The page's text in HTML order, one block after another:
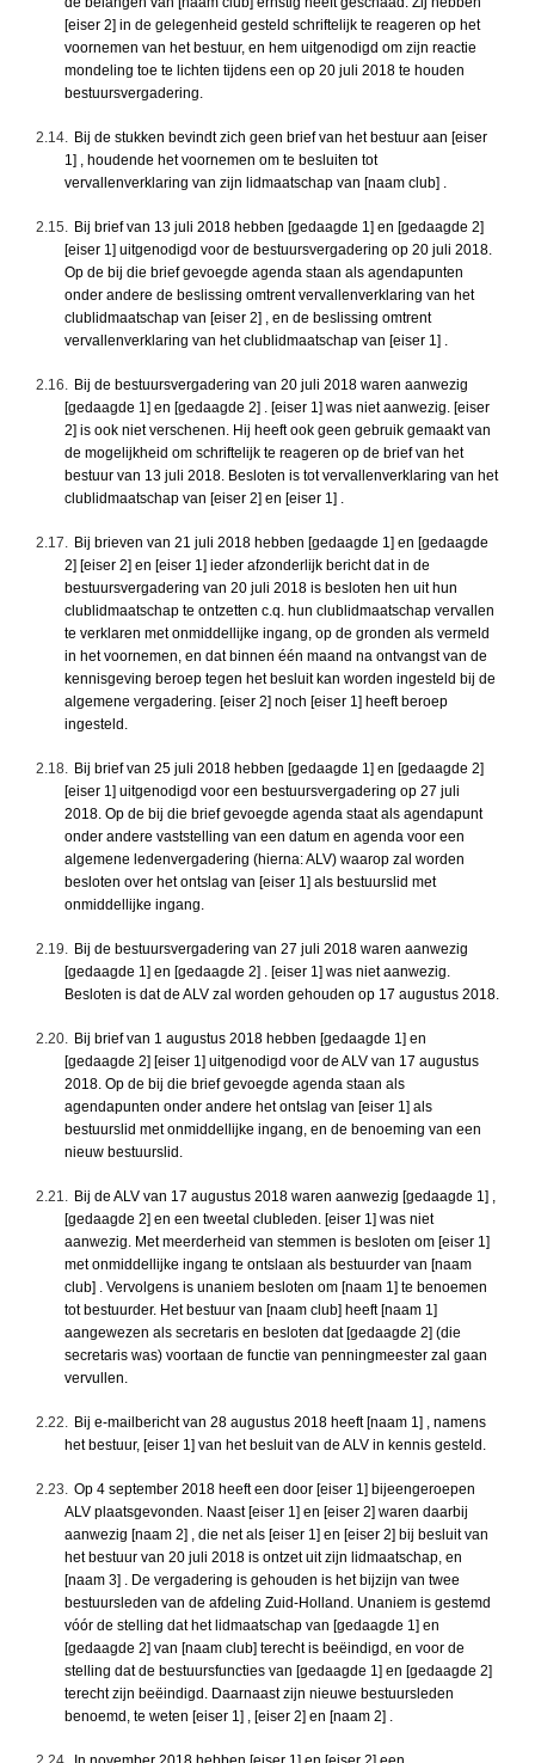
[eiser 2] in de gelegenheid gesteld schriftelijk te reageren op het
voornemen van het bestuur, en hem uitgenodigd om zijn reactie
mondeling toe te lichten tijdens een op 20 juli 2018 te houden
bestuursvergadering.
2.14.
Bij de stukken bevindt zich geen brief van het bestuur aan [eiser
1] , houdende het voornemen om te besluiten tot
vervallenverklaring van zijn lidmaatschap van [naam club] .
2.15.
Bij brief van 13 juli 2018 hebben [gedaagde 1] en [gedaagde 2]
[eiser 1] uitgenodigd voor de bestuursvergadering op 20 juli 2018.
Op de bij die brief gevoegde agenda staan als agendapunten
onder andere de beslissing omtrent vervallenverklaring van het
clublidmaatschap van [eiser 2] , en de beslissing omtrent
vervallenverklaring van het clublidmaatschap van [eiser 1] .
2.16.
Bij de bestuursvergadering van 20 juli 2018 waren aanwezig
[gedaagde 1] en [gedaagde 2] . [eiser 1] was niet aanwezig. [eiser
2] is ook niet verschenen. Hij heeft ook geen gebruik gemaakt van
de mogelijkheid om schriftelijk te reageren op de brief van het
bestuur van 13 juli 2018. Besloten is tot vervallenverklaring van het
clublidmaatschap van [eiser 2] en [eiser 1] .
2.17.
Bij brieven van 21 juli 2018 hebben [gedaagde 1] en [gedaagde
2] [eiser 2] en [eiser 1] ieder afzonderlijk bericht dat in de
bestuursvergadering van 20 juli 2018 is besloten hen uit hun
clublidmaatschap te ontzetten c.q. hun clublidmaatschap vervallen
te verklaren met onmiddellijke ingang, op de gronden als vermeld
in het voornemen, en dat binnen één maand na ontvangst van de
kennisgeving beroep tegen het besluit kan worden ingesteld bij de
algemene vergadering. [eiser 2] noch [eiser 1] heeft beroep
ingesteld.
2.18.
Bij brief van 25 juli 2018 hebben [gedaagde 1] en [gedaagde 2]
[eiser 1] uitgenodigd voor een bestuursvergadering op 27 juli
2018. Op de bij die brief gevoegde agenda staat als agendapunt
onder andere vaststelling van een datum en agenda voor een
algemene ledenvergadering (hierna: ALV) waarop zal worden
besloten over het ontslag van [eiser 1] als bestuurslid met
onmiddellijke ingang.
2.19.
Bij de bestuursvergadering van 27 juli 2018 waren aanwezig
[gedaagde 1] en [gedaagde 2] . [eiser 1] was niet aanwezig.
Besloten is dat de ALV zal worden gehouden op 17 augustus 2018.
2.20.
Bij brief van 1 augustus 2018 hebben [gedaagde 1] en
[gedaagde 2] [eiser 1] uitgenodigd voor de ALV van 17 augustus
2018. Op de bij die brief gevoegde agenda staan als
agendapunten onder andere het ontslag van [eiser 1] als
bestuurslid met onmiddellijke ingang, en de benoeming van een
nieuw bestuurslid.
2.21.
Bij de ALV van 17 augustus 2018 waren aanwezig [gedaagde 1] ,
[gedaagde 2] en een tweetal clubleden. [eiser 1] was niet
aanwezig. Met meerderheid van stemmen is besloten om [eiser 1]
met onmiddellijke ingang te ontslaan als bestuurder van [naam
club] . Vervolgens is unaniem besloten om [naam 1] te benoemen
tot bestuurder. Het bestuur van [naam club] heeft [naam 1]
aangewezen als secretaris en besloten dat [gedaagde 2] (die
secretaris was) voortaan de functie van penningmeester zal gaan
vervullen.
2.22.
Bij e-mailbericht van 28 augustus 2018 heeft [naam 1] , namens
het bestuur, [eiser 1] van het besluit van de ALV in kennis gesteld.
2.23.
Op 4 september 2018 heeft een door [eiser 1] bijeengeroepen
ALV plaatsgevonden. Naast [eiser 1] en [eiser 2] waren daarbij
aanwezig [naam 2] , die net als [eiser 1] en [eiser 2] bij besluit van
het bestuur van 20 juli 2018 is ontzet uit zijn lidmaatschap, en
[naam 3] . De vergadering is gehouden is het bijzijn van twee
bestuursleden van de afdeling Zuid-Holland. Unaniem is gestemd
vóór de stelling dat het lidmaatschap van [gedaagde 1] en
[gedaagde 2] van [naam club] terecht is beëindigd, en voor de
stelling dat de bestuursfuncties van [gedaagde 1] en [gedaagde 2]
terecht zijn beëindigd. Daarnaast zijn nieuwe bestuursleden
benoemd, te weten [eiser 1] , [eiser 2] en [naam 2] .